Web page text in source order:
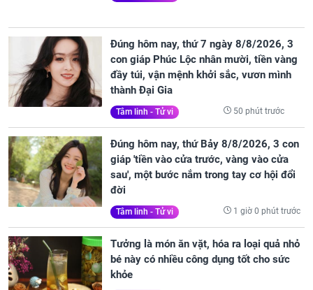
Đúng hôm nay, thứ 7 ngày 8/8/2026, 3
con giáp Phúc Lộc nhân mười, tiền vàng
đầy túi, vận mệnh khởi sắc, vươn mình
thành Đại Gia
Tâm linh - Tử vi 50 phút trước
Đúng hôm nay, thứ Bảy 8/8/2026, 3 con
giáp 'tiền vào cửa trước, vàng vào cửa
sau', một bước nắm trong tay cơ hội đổi
đời
Tâm linh - Tử vi 1 giờ 0 phút trước
Tưởng là món ăn vặt, hóa ra loại quả nhỏ
bé này có nhiều công dụng tốt cho sức
khỏe